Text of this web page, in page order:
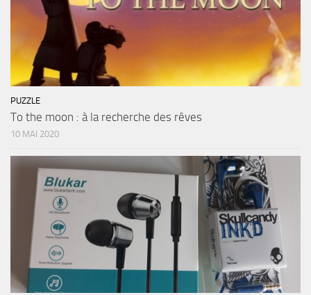
PUZZLE
To the moon : à la recherche des rêves
10 MAI 2020